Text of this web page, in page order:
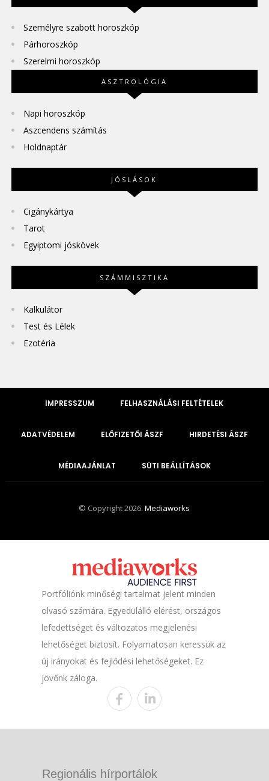
Személyre szabott horoszkóp
Párhoroszkóp
Szerelmi horoszkóp
ASZTROLÓGIA
Napi horoszkóp
Aszcendens számítás
Holdnaptár
JÓSLÁSOK
Cigánykártya
Tarot
Egyiptomi jóskövek
SZÁMMISZTIKA
Kalkulátor
Test és Lélek
Ezotéria
IMPRESSZUM FELHASZNÁLÁSI FELTÉTELEK
ADATVÉDELEM ELŐFIZETŐI ÁSZF HIRDETÉSI ÁSZF
MÉDIAAJÁNLAT SÜTI BEÁLLÍTÁSOK
© Copyright 2026.Mediaworks
Portfóliónk minőségi tartalmat jelent minden
olvasó számára. Egyedülálló elérést, országos
lefedettséget és változatos megjelenési
lehetőséget biztosít. Folyamatosan keressük az
új irányokat és fejlődési lehetőségeket. Ez
jövőnk záloga.
Regionális hírportálok